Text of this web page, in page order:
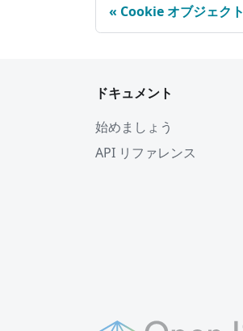
Cookie オブジェクト
ドキュメント
始めましょう
API リファレンス